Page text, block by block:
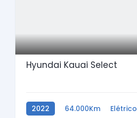
Hyundai Kauai Select
2022 64.000Km Elétrico